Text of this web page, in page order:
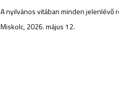
A nyilvános vitában minden
Miskolc, 2026. május 12.
Prof. Dr.
az MTA
a Doktori